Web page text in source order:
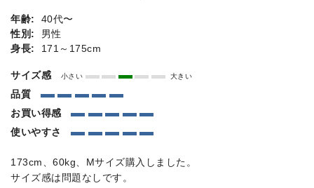
年齢:
40代〜
性別:
男性
身長:
171～175cm
サイズ感 小さい 大きい
品質
お買い得感
使いやすさ
173cm、60kg、Mサイズ購入しました。
サイズ感は問題なしです。